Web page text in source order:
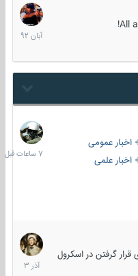
22
آبان
1392
عمومی
علمی
7
ساعات
قبل
گرفتن در اسکرول
7
آذر
1403